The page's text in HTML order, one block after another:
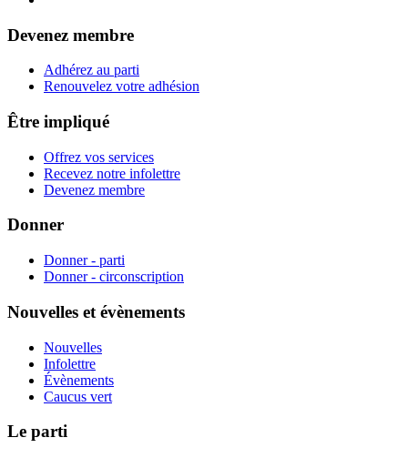
Devenez membre
Adhérez au parti
Renouvelez votre adhésion
Être impliqué
Offrez vos services
Recevez notre infolettre
Devenez membre
Donner
Donner - parti
Donner - circonscription
Nouvelles et évènements
Nouvelles
Infolettre
Évènements
Caucus vert
Le parti